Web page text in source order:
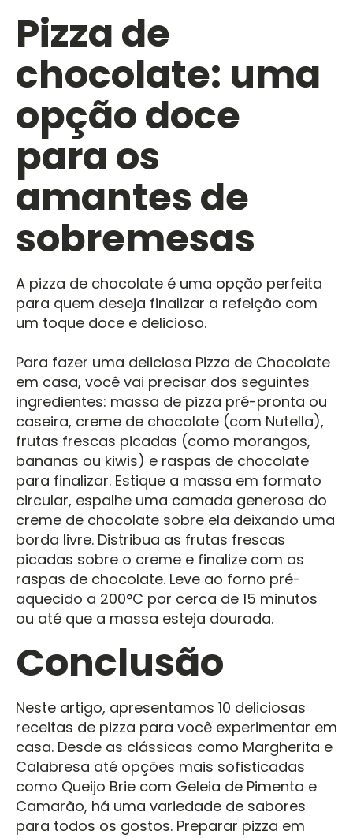
Pizza de
chocolate: uma
opção doce
para os
amantes de
sobremesas
A pizza de chocolate é uma opção perfeita
para quem deseja finalizar a refeição com
um toque doce e delicioso.
Para fazer uma deliciosa Pizza de Chocolate
em casa, você vai precisar dos seguintes
ingredientes: massa de pizza pré-pronta ou
caseira, creme de chocolate (com Nutella),
frutas frescas picadas (como morangos,
bananas ou kiwis) e raspas de chocolate
para finalizar. Estique a massa em formato
circular, espalhe uma camada generosa do
creme de chocolate sobre ela deixando uma
borda livre. Distribua as frutas frescas
picadas sobre o creme e finalize com as
raspas de chocolate. Leve ao forno pré-
aquecido a 200°C por cerca de 15 minutos
ou até que a massa esteja dourada.
Conclusão
Neste artigo, apresentamos 10 deliciosas
receitas de pizza para você experimentar em
casa. Desde as clássicas como Margherita e
Calabresa até opções mais sofisticadas
como Queijo Brie com Geleia de Pimenta e
Camarão, há uma variedade de sabores
para todos os gostos. Preparar pizza em